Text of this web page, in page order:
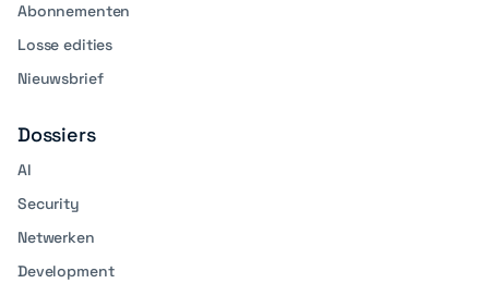
Abonnementen
Losse edities
Nieuwsbrief
Dossiers
AI
Security
Netwerken
Development